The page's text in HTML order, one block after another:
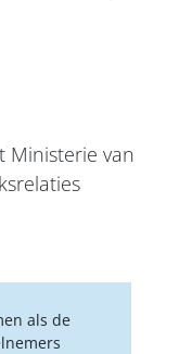
Ministerie van
als de